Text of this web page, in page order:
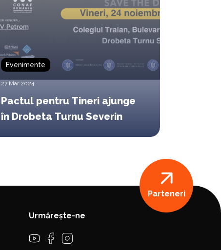
Evenimente
27 Mar 2024
Pactul pentru Tineri ajunge
în Drobeta Turnu Severin
Urmărește-ne
Parteneri